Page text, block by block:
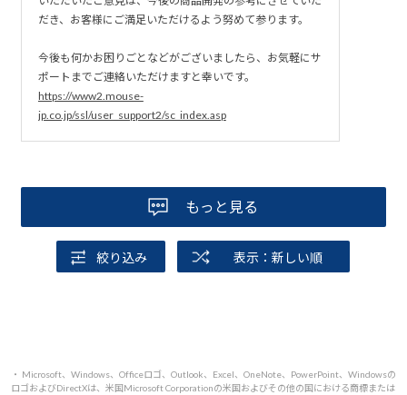
だき、お客様にご満足いただけるよう努めて参ります。
今後も何かお困りごとなどがございましたら、お気軽にサ
ポートまでご連絡いただけますと幸いです。
https://www2.mouse-
jp.co.jp/ssl/user_support2/sc_index.asp
もっと見る
絞り込み 表示：新しい順
・ Microsoft、Windows、Officeロゴ、Outlook、Excel、OneNote、PowerPoint、Windowsの
ロゴおよびDirectXは、米国Microsoft Corporationの米国およびその他の国における商標または